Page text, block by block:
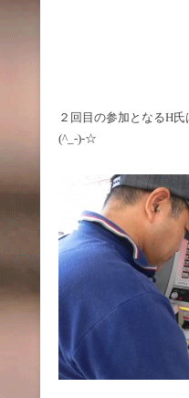
２回目の参加となるH
(^_-)-☆